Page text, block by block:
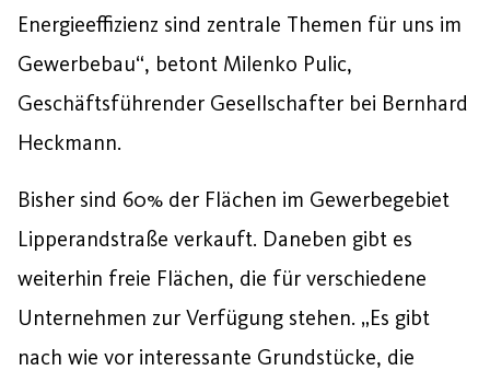
Energieeffizienz sind zentrale Themen für uns im
Gewerbebau“, betont Milenko Pulic,
Geschäftsführender Gesellschafter bei Bernhard
Heckmann.
Bisher sind 60% der Flächen im Gewerbegebiet
Lipperandstraße verkauft. Daneben gibt es
weiterhin freie Flächen, die für verschiedene
Unternehmen zur Verfügung stehen. „Es gibt
nach wie vor interessante Grundstücke, die